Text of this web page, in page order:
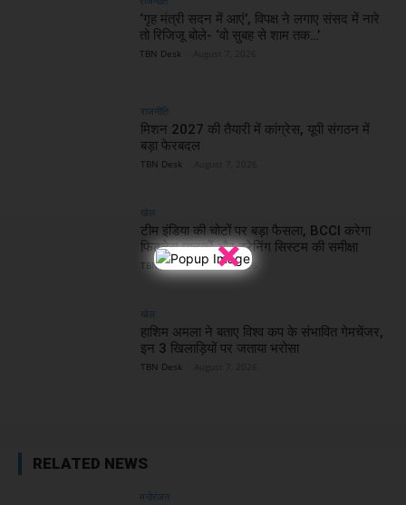
×
‘गृह मंत्री सदन में आएं’, विपक्ष ने लगाए संसद में नारे
तो रिजिजू बोले- ‘वो सुबह से शाम तक…’
TBN Desk
राजनीति
मिशन 2027 की तैयारी में कांग्रेस, यूपी संगठन में
बड़ा फेरबदल
TBN Desk
खेल
टीम इंडिया की चोटों पर बड़ा फैसला, BCCI करेगा
फिटनेस मानकों और ट्रेनिंग सिस्टम की समीक्षा
TBN Desk - August 7, 2026
खेल
हाशिम अमला ने बताए विश्व कप के संभावित गेमचेंजर,
इन 3 खिलाड़ियों पर जताया भरोसा
TBN Desk
RELATED NEWS
मनोरंजन